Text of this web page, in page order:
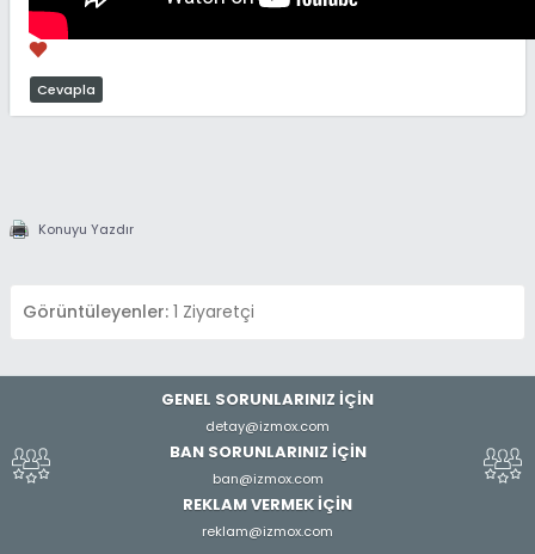
Cevapla
Konuyu Yazdır
Görüntüleyenler: 1 Ziyaretçi
GENEL SORUNLARINIZ İÇİN
detay@izmox.com
BAN SORUNLARINIZ İÇİN
ban@izmox.com
REKLAM VERMEK İÇİN
reklam@izmox.com